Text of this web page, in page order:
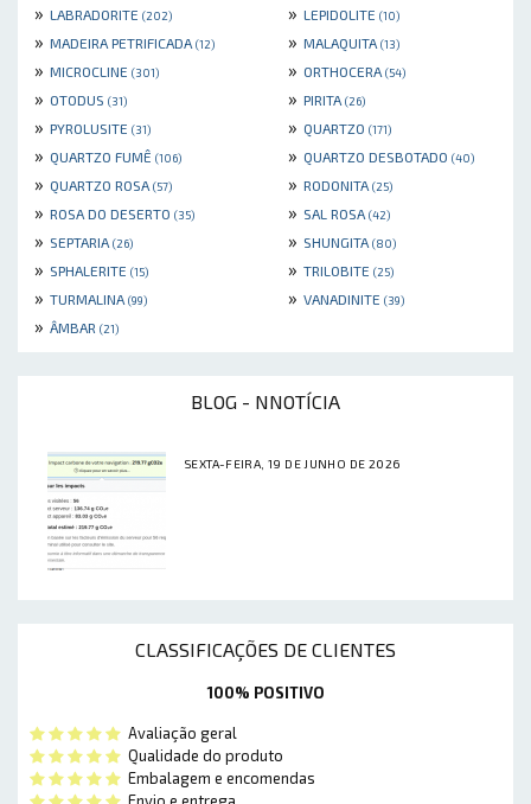
» LABRADORITE (202) » LEPIDOLITE (10)
» MADEIRA PETRIFICADA (12) » MALAQUITA (13)
» MICROCLINE (301) » ORTHOCERA (54)
» OTODUS (31) » PIRITA (26)
» PYROLUSITE (31) » QUARTZO (171)
» QUARTZO FUMÊ (106) » QUARTZO DESBOTADO (40)
» QUARTZO ROSA (57) » RODONITA (25)
» ROSA DO DESERTO (35) » SAL ROSA (42)
» SEPTARIA (26) » SHUNGITA (80)
» SPHALERITE (15) » TRILOBITE (25)
» TURMALINA (99) » VANADINITE (39)
» ÂMBAR (21)
BLOG - NNOTÍCIA
SEXTA-FEIRA, 19 DE JUNHO DE 2026
CLASSIFICAÇÕES DE CLIENTES
100% POSITIVO
Avaliação geral
Qualidade do produto
Embalagem e encomendas